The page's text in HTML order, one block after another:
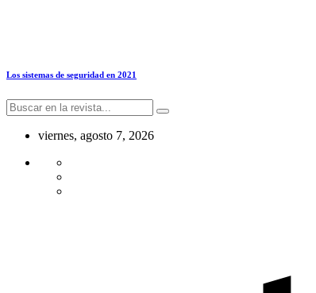
Los sistemas de seguridad en 2021
viernes, agosto 7, 2026